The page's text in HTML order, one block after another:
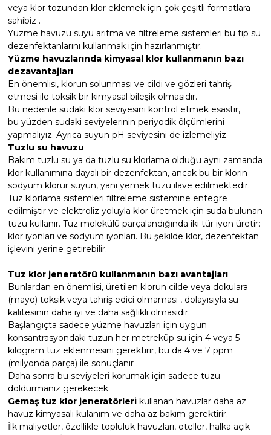
Kapağı
Havuz Pompa
Jakuzi Sauna
Kartuş Filtreler
Kuvars Cam
Yangın Pompası
veya klor tozundan klor eklemek için çok çeşitli formatlara
sahibiz .
Yüzme havuzu suyu arıtma ve filtreleme sistemleri bu tip su
dezenfektanlarını kullanmak için hazırlanmıştır.
Yüzme havuzlarında kimyasal klor kullanmanın bazı
dezavantajları
En önemlisi, klorun solunması ve cildi ve gözleri tahriş
etmesi ile toksik bir kimyasal bileşik olmasıdır.
Bu nedenle sudaki klor seviyesini kontrol etmek esastır,
bu yüzden sudaki seviyelerinin periyodik ölçümlerini
yapmalıyız. Ayrıca suyun pH seviyesini de izlemeliyiz.
Tuzlu su havuzu
Bakım tuzlu su ya da tuzlu su klorlama olduğu aynı zamanda
klor kullanımına dayalı bir dezenfektan, ancak bu bir klorin
sodyum klorür suyun, yani yemek tuzu ilave edilmektedir.
Tuz klorlama sistemleri filtreleme sistemine entegre
edilmiştir ve elektroliz yoluyla klor üretmek için suda bulunan
tuzu kullanır. Tuz molekülü parçalandığında iki tür iyon üretir:
klor iyonları ve sodyum iyonları. Bu şekilde klor, dezenfektan
işlevini yerine getirebilir.
Tuz klor jeneratörü kullanmanın bazı avantajları
Bunlardan en önemlisi, üretilen klorun cilde veya dokulara
(mayo) toksik veya tahriş edici olmaması , dolayısıyla su
kalitesinin daha iyi ve daha sağlıklı olmasıdır.
Başlangıçta sadece yüzme havuzları için uygun
konsantrasyondaki tuzun her metreküp su için 4 veya 5
kilogram tuz eklenmesini gerektirir, bu da 4 ve 7 ppm
(milyonda parça) ile sonuçlanır .
Daha sonra bu seviyeleri korumak için sadece tuzu
doldurmanız gerekecek.
Gemaş tuz klor jeneratörleri kullanan havuzlar daha az
havuz kimyasalı kulanım ve daha az bakım gerektirir.
İlk maliyetler, özellikle topluluk havuzları, oteller, halka açık